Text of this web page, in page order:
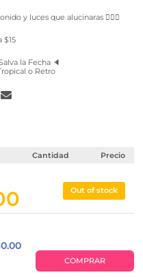
y luces que alucinaras 😵‍💫🥴
$15
la Fecha 🔈
o Retro
Cantidad Precio
Out of stock
0.00
COMPRAR